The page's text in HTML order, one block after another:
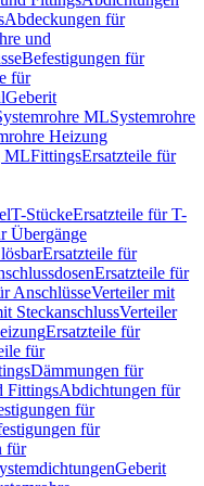
Abdeckungen für
und
Befestigungen für
für
Geberit
MLSystemrohre
Heizung
MLFittingsErsatzteile für
T-StückeErsatzteile für T-
Übergänge
Ersatzteile für
Ersatzteile für
AnschlüsseVerteiler mit
SteckanschlussVerteiler
Ersatzteile für
für
Dämmungen für
FittingsAbdichtungen für
für
für
für
Geberit